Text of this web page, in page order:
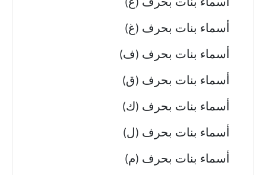
أسماء بنات بحرف (ع)
أسماء بنات بحرف (غ)
أسماء بنات بحرف (ف)
أسماء بنات بحرف (ق)
أسماء بنات بحرف (ك)
أسماء بنات بحرف (ل)
أسماء بنات بحرف (م)